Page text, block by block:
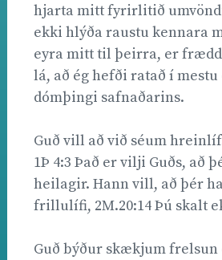
hjarta mitt fyrirlitið
ekki hlýða raustu kennara
eyra mitt til þeirra, er
lá, að ég hefði ratað í
dómþingi safnaðarins.
Guð vill að við séum
1Þ 4:3 Það er vilji Guðs, að
heilagir. Hann vill, að þér
frillulífi, 2M.20:14 Þú skalt
Guð býður skækjum frelsun